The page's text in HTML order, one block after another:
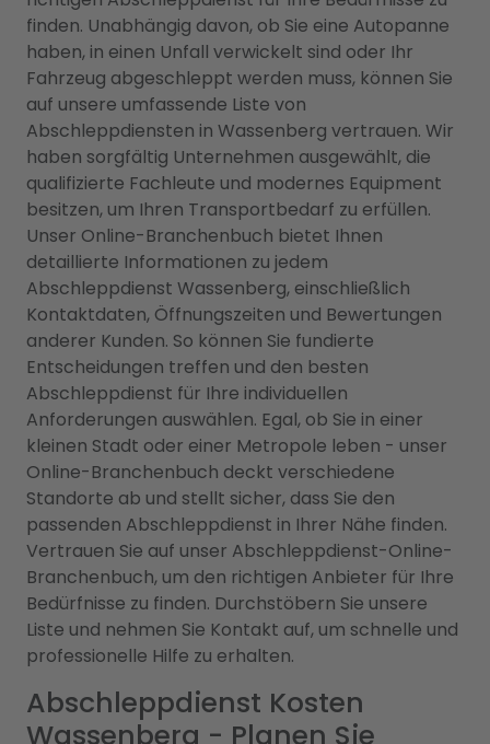
finden. Unabhängig davon, ob Sie eine Autopanne
haben, in einen Unfall verwickelt sind oder Ihr
Fahrzeug abgeschleppt werden muss, können Sie
auf unsere umfassende Liste von
Abschleppdiensten in Wassenberg vertrauen. Wir
haben sorgfältig Unternehmen ausgewählt, die
qualifizierte Fachleute und modernes Equipment
besitzen, um Ihren Transportbedarf zu erfüllen.
Unser Online-Branchenbuch bietet Ihnen
detaillierte Informationen zu jedem
Abschleppdienst Wassenberg, einschließlich
Kontaktdaten, Öffnungszeiten und Bewertungen
anderer Kunden. So können Sie fundierte
Entscheidungen treffen und den besten
Abschleppdienst für Ihre individuellen
Anforderungen auswählen. Egal, ob Sie in einer
kleinen Stadt oder einer Metropole leben - unser
Online-Branchenbuch deckt verschiedene
Standorte ab und stellt sicher, dass Sie den
passenden Abschleppdienst in Ihrer Nähe finden.
Vertrauen Sie auf unser Abschleppdienst-Online-
Branchenbuch, um den richtigen Anbieter für Ihre
Bedürfnisse zu finden. Durchstöbern Sie unsere
Liste und nehmen Sie Kontakt auf, um schnelle und
professionelle Hilfe zu erhalten.
Abschleppdienst Kosten
Wassenberg - Planen Sie